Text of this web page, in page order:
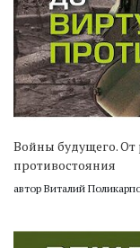
Войны будущего. От
противостояния
автор Виталий